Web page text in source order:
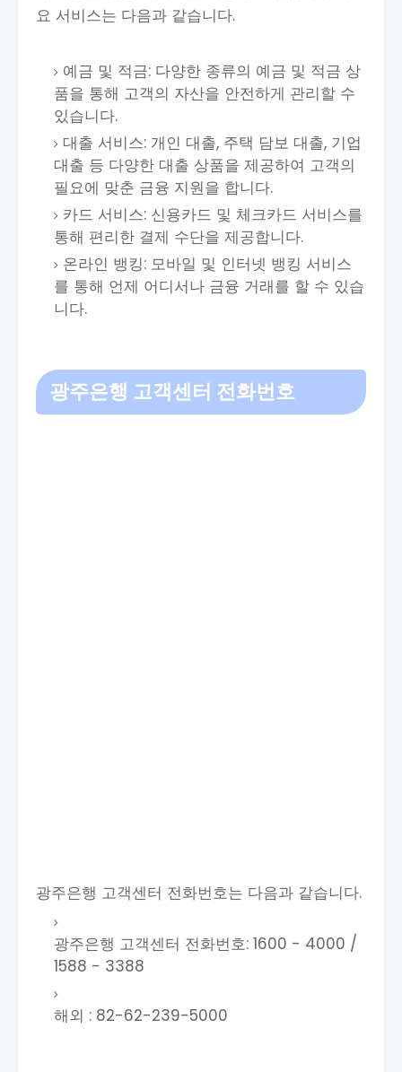
요 서비스는 다음과 같습니다.
예금 및 적금: 다양한 종류의 예금 및 적금 상
품을 통해 고객의 자산을 안전하게 관리할 수
있습니다.
대출 서비스: 개인 대출, 주택 담보 대출, 기업
대출 등 다양한 대출 상품을 제공하여 고객의
필요에 맞춘 금융 지원을 합니다.
카드 서비스: 신용카드 및 체크카드 서비스를
통해 편리한 결제 수단을 제공합니다.
온라인 뱅킹: 모바일 및 인터넷 뱅킹 서비스
를 통해 언제 어디서나 금융 거래를 할 수 있습
니다.
광주은행 고객센터 전화번호
광주은행 고객센터 전화번호는 다음과 같습니다.
광주은행 고객센터 전화번호: 1600 - 4000 /
1588 - 3388
해외 : 82-62-239-5000